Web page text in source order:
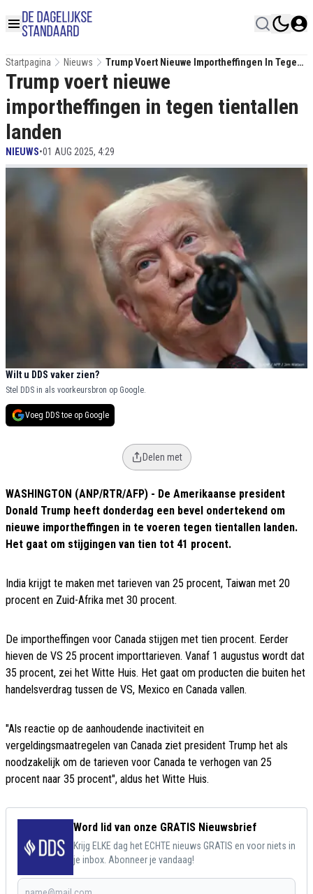
Startpagina Nieuws
Trump Voert Nieuwe Importheffingen In Tegen
Tientallen Landen
Trump voert nieuwe
importheffingen in tegen tientallen
landen
NIEUWS•01 AUG 2025, 4:29
Wilt u DDS vaker zien?
Stel DDS in als voorkeursbron op Google.
Voeg DDS toe op Google
Delen met
WASHINGTON (ANP/RTR/AFP) - De Amerikaanse president
Donald Trump heeft donderdag een bevel ondertekend om
nieuwe importheffingen in te voeren tegen tientallen landen.
Het gaat om stijgingen van tien tot 41 procent.
India krijgt te maken met tarieven van 25 procent, Taiwan met 20
procent en Zuid-Afrika met 30 procent.
De importheffingen voor Canada stijgen met tien procent. Eerder
hieven de VS 25 procent importtarieven. Vanaf 1 augustus wordt dat
35 procent, zei het Witte Huis. Het gaat om producten die buiten het
handelsverdrag tussen de VS, Mexico en Canada vallen.
"Als reactie op de aanhoudende inactiviteit en
vergeldingsmaatregelen van Canada ziet president Trump het als
noodzakelijk om de tarieven voor Canada te verhogen van 25
procent naar 35 procent", aldus het Witte Huis.
Word lid van onze GRATIS Nieuwsbrief
Krijg ELKE dag het ECHTE nieuws GRATIS en voor niets in
je inbox. Abonneer je vandaag!